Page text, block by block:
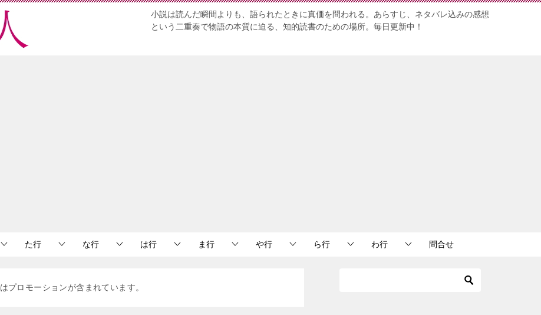
小説は読んだ瞬間よりも、語られたときに真価を問われる。あらすじ、ネタバレ込みの感想
という二重奏で物語の本質に迫る、知的読書のための場所。毎日更新中！
た行 な行 は行 ま行 や行 ら行 わ行 問合せ
プロモーションが含まれています。